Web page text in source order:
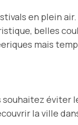
en plein air.
belles
mais
éviter
la ville